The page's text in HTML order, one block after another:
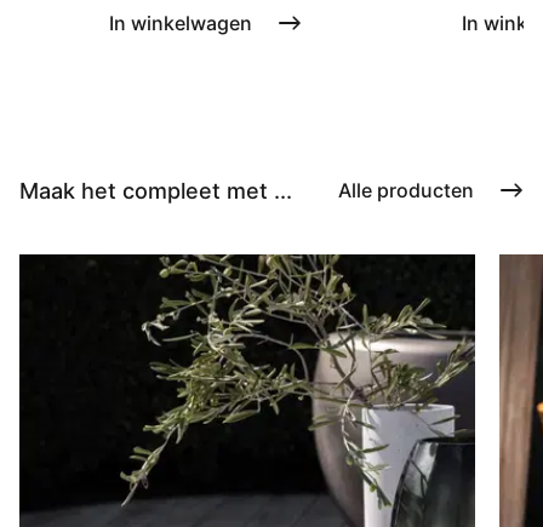
In winkelwagen In
Maak het compleet met ... Alle producten